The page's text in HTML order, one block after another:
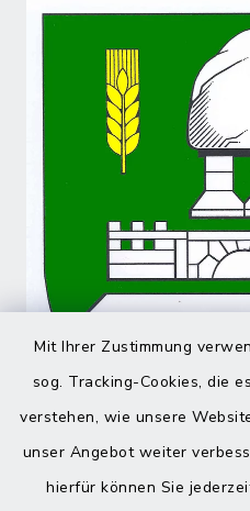
Mit Ihrer Zustimmung
sog. Tracking-Cookies, die
verstehen, wie unsere
unser Angebot weiter
hierfür können Sie